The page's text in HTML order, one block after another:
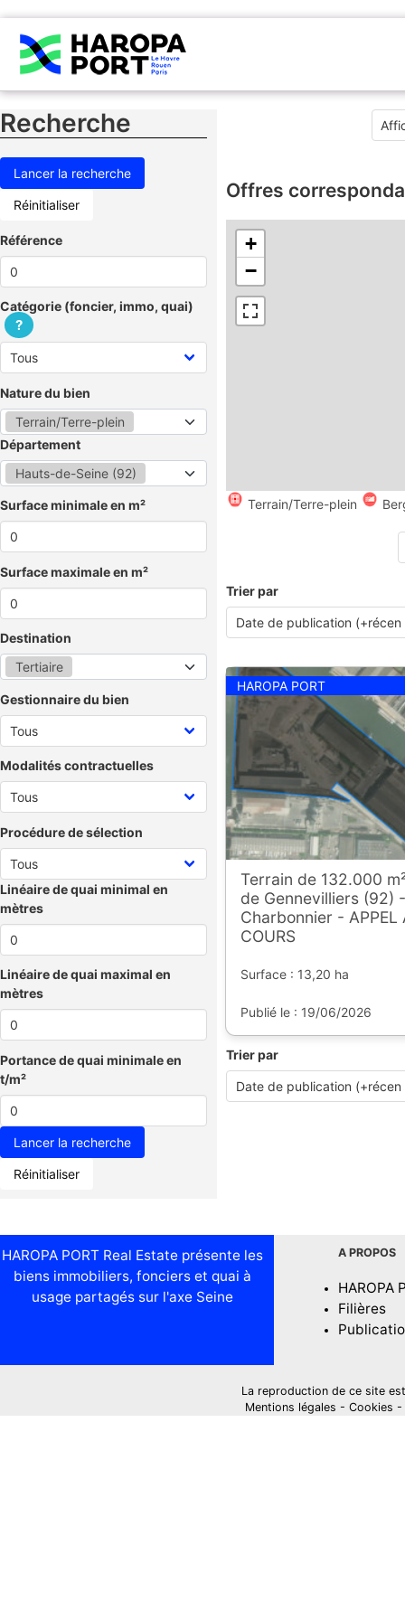
Recherche
Réinitialiser
Référence
Catégorie (foncier, immo, quai)
?
Nature du bien
Terrain/Terre-plein
Département
Hauts-de-Seine (92)
Surface minimale en m²
Surface maximale en m²
Destination
Tertiaire
Gestionnaire du bien
Modalités contractuelles
Procédure de sélection
Linéaire de quai minimal en
mètres
Linéaire de quai maximal en
mètres
Portance de quai minimale en
t/m²
Réinitialiser
Offres
+
−
Terrain/Terre-plein
Trier par
HAROPA PORT
Terrain de 132.000
de Gennevilliers (92)
Charbonnier - APPEL
COURS
Surface : 13,20 ha
Publié le : 19/06/2026
Trier par
HAROPA PORT Real Estate présente les
biens immobiliers, fonciers et quai à
usage partagés sur l'axe Seine
A PROPOS
HAROPA
Filières
La reproduction de ce site
Mentions légales - Cookies -